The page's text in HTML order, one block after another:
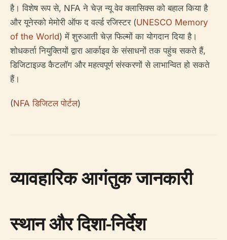
है। विशेष रूप से, NFA ने चेज़ न्यू वेव क्लासिक्स को बहाल किया है
और यूनेस्को मेमोरी ऑफ द वर्ल्ड रजिस्टर (UNESCO Memory
of the World) में शुरुआती चेज़ फिल्मों का योगदान दिया है।
शोधकर्ता नियुक्तियों द्वारा आर्काइव के संसाधनों तक पहुंच सकते हैं,
डिजिटाइज़्ड कैटलॉग और महत्वपूर्ण संस्करणों से लाभान्वित हो सकते
हैं।
(NFA डिजिटल पोर्टल)
व्यावहारिक आगंतुक जानकारी
स्थान और दिशा-निर्देश